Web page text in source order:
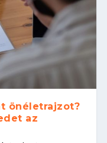
önéletrajzot?
az